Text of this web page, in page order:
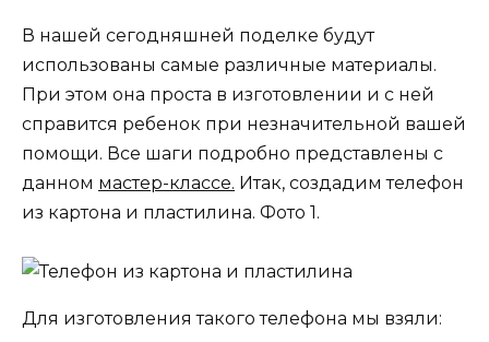
В нашей сегодняшней поделке будут
использованы самые различные материалы.
При этом она проста в изготовлении и с ней
справится ребенок при незначительной вашей
помощи. Все шаги подробно представлены с
данном мастер-классе. Итак, создадим телефон
из картона и пластилина. Фото 1.
Для изготовления такого телефона мы взяли: